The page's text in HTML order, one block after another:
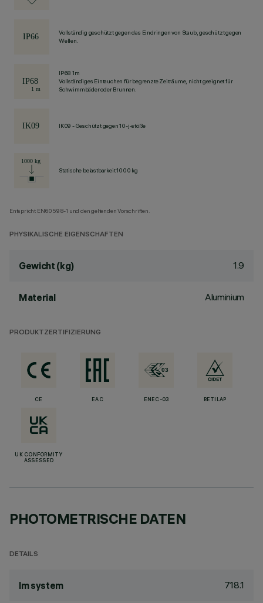
Vollständig geschützt gegen das Eindringen von Staub, geschützt gegen
Wellen.
IP68 1m
Vollständiges Eintauchen für begrenzte Zeiträume, nicht geeignet für
Schwimmbäder oder Brunnen.
IK09 - Geschützt gegen 10-j-stöße
Statische belastbarkeit 1000 kg
Entspricht EN60598-1 und den geltenden Vorschriften.
PHYSIKALISCHE EIGENSCHAFTEN
Gewicht (kg) 1.9
Material Aluminium
PRODUKTZERTIFIZIERUNG
CE EAC ENEC-03 RETILAP
UK CONFORMITY
ASSESSED
PHOTOMETRISCHE DATEN
DETAILS
lm system 718.1